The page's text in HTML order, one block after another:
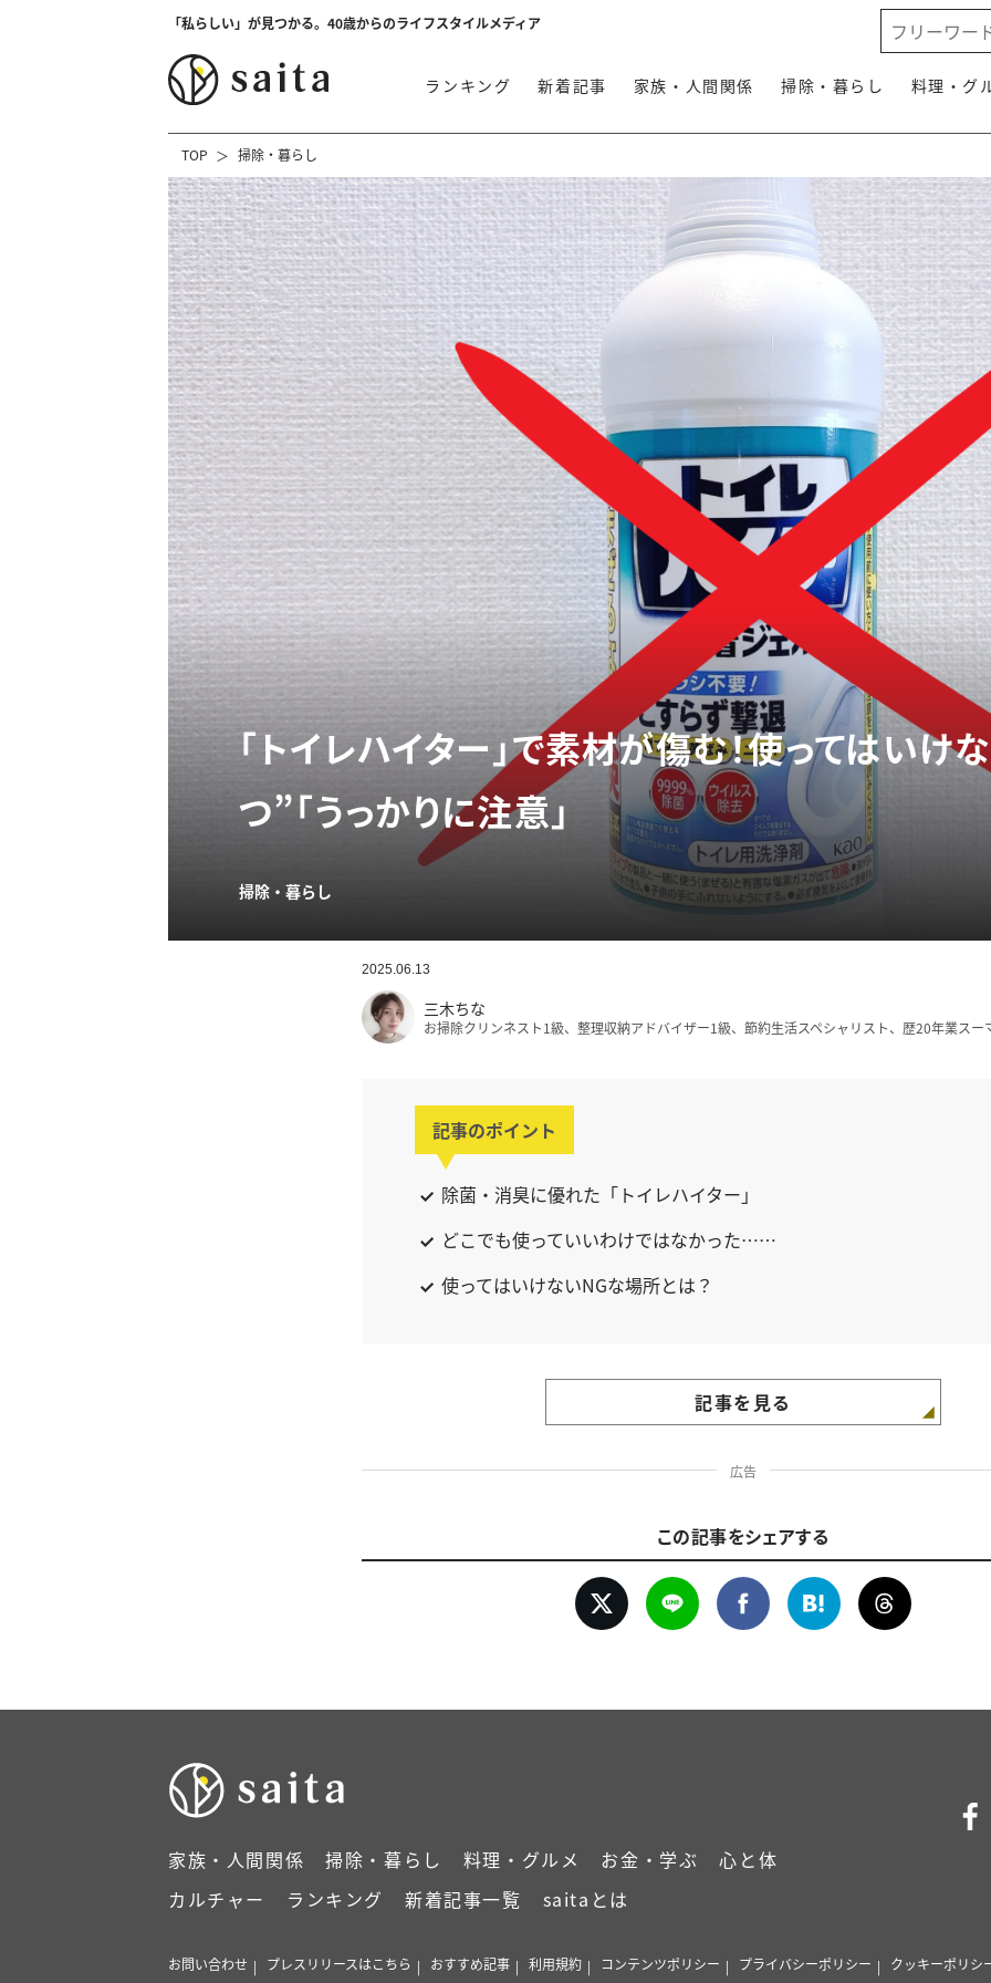
「私らしい」が見つかる。40歳からのライフスタイルメディア
ランキング 新着記事 家族・人間関係 掃除・暮らし 料理・グ
TOP 掃除・暮らし
「トイレハイター」で素材が傷む！使ってはい
つ”「うっかりに注意」
掃除・暮らし
2025.06.13
三木ちな
お掃除クリンネスト1級、整理収納アドバイザー1級、節約生活スペシャリスト、歴20年業スー
記事のポイント
除菌・消臭に優れた「トイレハイター」
どこでも使っていいわけではなかった……
使ってはいけないNGな場所とは？
記事を見る
広告
この記事をシェアする
家族・人間関係 掃除・暮らし 料理・グルメ お金・学ぶ
心と体
カルチャー
ランキング 新着記事一覧 saitaとは
お問い合わせ プレスリリースはこちら おすすめ記事 利用規約 コンテンツポリシー プライバシーポリシー クッキーポリシ